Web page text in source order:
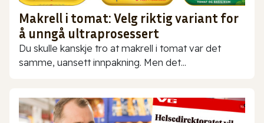
Makrell i tomat: Velg riktig variant for
å unngå ultraprosessert
Du skulle kanskje tro at makrell i tomat var det
samme, uansett innpakning. Men det...